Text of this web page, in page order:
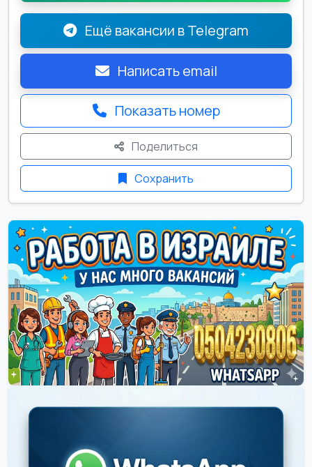
Ещё вакансии в Telegram
Написать email
Показать номер
Поделиться
Сохранить